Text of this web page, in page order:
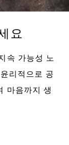
요
속 가능성 노
리적으로 공
마음까지 생